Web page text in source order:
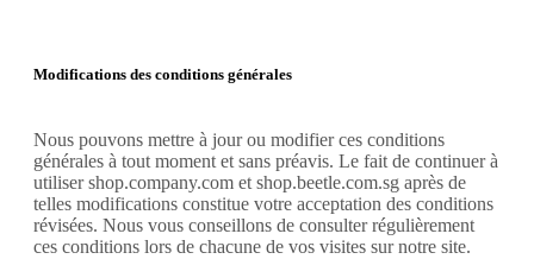
Modifications des conditions générales
Nous pouvons mettre à jour ou modifier ces conditions
générales à tout moment et sans préavis. Le fait de continuer à
utiliser shop.company.com et shop.beetle.com.sg après de
telles modifications constitue votre acceptation des conditions
révisées. Nous vous conseillons de consulter régulièrement
ces conditions lors de chacune de vos visites sur notre site.